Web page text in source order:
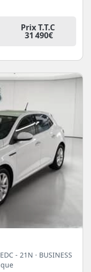
Prix T.T.C
31 490€
- 21N · BUSINESS